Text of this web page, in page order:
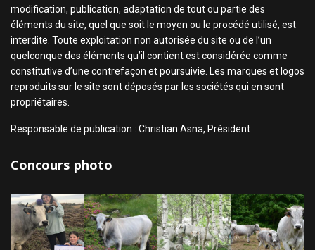
modification, publication, adaptation de tout ou partie des
éléments du site, quel que soit le moyen ou le procédé utilisé, est
interdite. Toute exploitation non autorisée du site ou de l’un
quelconque des éléments qu’il contient est considérée comme
constitutive d’une contrefaçon et poursuivie. Les marques et logos
reproduits sur le site sont déposés par les sociétés qui en sont
propriétaires.
Responsable de publication : Christian Asna, Président
Concours photo